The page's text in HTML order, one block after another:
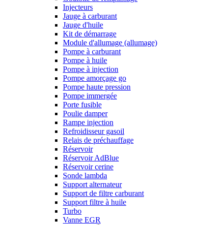
Injecteurs
Jauge à carburant
Jauge d'huile
Kit de démarrage
Module d'allumage (allumage)
Pompe à carburant
Pompe à huile
Pompe à injection
Pompe amorçage go
Pompe haute pression
Pompe immergée
Porte fusible
Poulie damper
Rampe injection
Refroidisseur gasoil
Relais de préchauffage
Réservoir
Réservoir AdBlue
Réservoir cerine
Sonde lambda
Support alternateur
Support de filtre carburant
Support filtre à huile
Turbo
Vanne EGR